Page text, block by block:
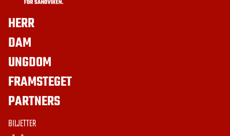
HERR
DAM
UNGDOM
FRAMSTEGET
PARTNERS
BILJETTER